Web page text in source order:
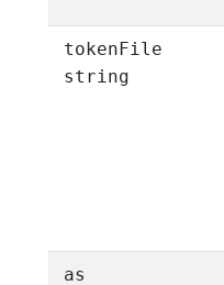
tokenFile
string
as